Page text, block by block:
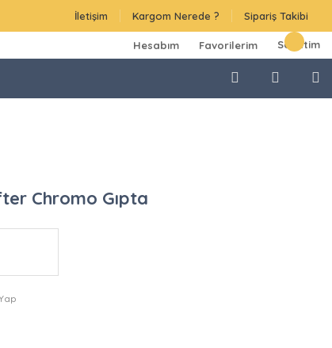
İletişim Kargom Nerede ? Sipariş Takibi
Hesabım Favorilerim Sepetim
Chromo Gıpta